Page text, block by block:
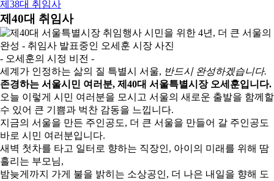
제38대 취임사
제40대 취임사
- 오세훈의 시정 비전 -
세계가 인정하는 삶의 질 특별시 서울, 반드시 완성하겠습니다.
존경하는 서울시민 여러분, 제40대 서울특별시장 오세훈입니다.
오늘 이렇게 시민 여러분을 모시고 서울의 새로운 출발을 함께할
수 있어 큰 기쁨과 벅찬 감동을 느낍니다.
지금의 서울을 만든 주인공도, 더 큰 서울을 만들어 갈 주인공도
바로 시민 여러분입니다.
새벽 첫차를 타고 일터로 향하는 직장인, 아이의 미래를 위해 땀
흘리는 부모님,
밤늦게까지 가게 불을 밝히는 소상공인, 더 나은 내일을 향해 도